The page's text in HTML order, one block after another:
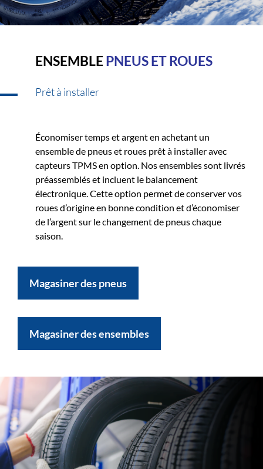
ENSEMBLEPNEUS ET ROUES
Prêt à installer
Économiser temps et argent en achetant un
ensemble de pneus et roues prêt à installer avec
capteurs TPMS en option. Nos ensembles sont livrés
préassemblés et incluent le balancement
électronique. Cette option permet de conserver vos
roues d’origine en bonne condition et d’économiser
de l’argent sur le changement de pneus chaque
saison.
Magasiner des pneus
Magasiner des ensembles